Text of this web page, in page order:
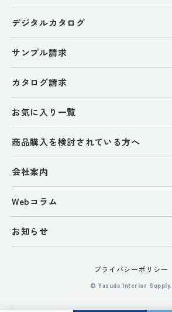
デジタルカタログ
サンプル請求
カタログ請求
お気に入り一覧
商品購入を検討されている方へ
会社案内
Webコラム
お知らせ
プライバシーポリシー
© Yasuda Interior Supply.